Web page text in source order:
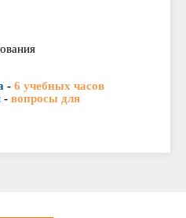
- 6 учебных часов
- вопросы для